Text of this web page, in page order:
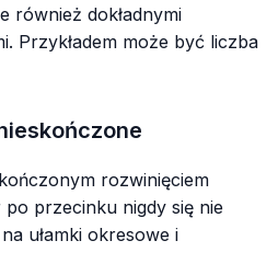
również dokładnymi
Przykładem może być liczba
rozwinięciem
przecinku nigdy się nie
ułamki okresowe i